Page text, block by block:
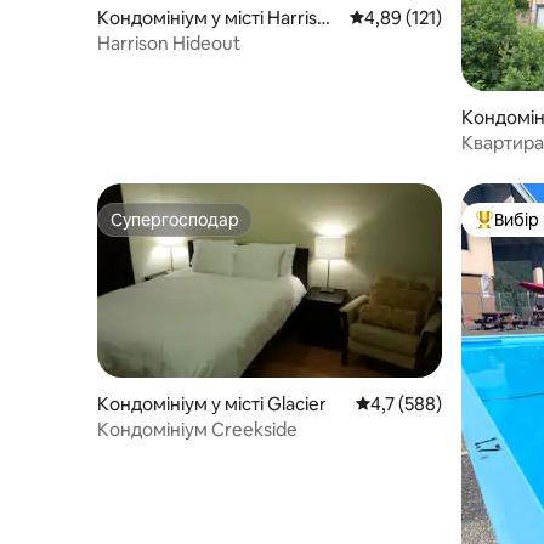
Кондомініум у місті Harrison
Hot Springs
Середня оцінка: 4,89 з
4,89 (121)
Harrison Hideout
alley C
Супергосподар
Супергосподар
Кондомініум у місті Glacier Середня оцінка: 4,7 з
4,7 (588)
Кондомініум Creekside
Топ